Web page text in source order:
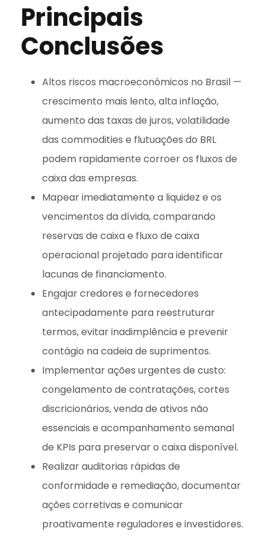
Principais
Conclusões
Altos riscos macroeconômicos no Brasil —
crescimento mais lento, alta inflação,
aumento das taxas de juros, volatilidade
das commodities e flutuações do BRL
podem rapidamente corroer os fluxos de
caixa das empresas.
Mapear imediatamente a liquidez e os
vencimentos da dívida, comparando
reservas de caixa e fluxo de caixa
operacional projetado para identificar
lacunas de financiamento.
Engajar credores e fornecedores
antecipadamente para reestruturar
termos, evitar inadimplência e prevenir
contágio na cadeia de suprimentos.
Implementar ações urgentes de custo:
congelamento de contratações, cortes
discricionários, venda de ativos não
essenciais e acompanhamento semanal
de KPIs para preservar o caixa disponível.
Realizar auditorias rápidas de
conformidade e remediação, documentar
ações corretivas e comunicar
proativamente reguladores e investidores.